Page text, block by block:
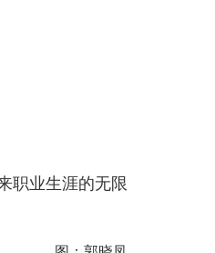
职业生涯的无限